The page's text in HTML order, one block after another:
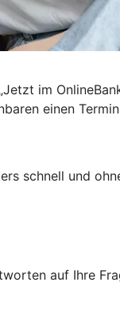
im
einen
schnell und
auf Ihre